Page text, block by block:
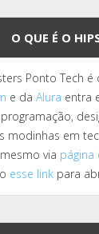
O QUE É O
Ponto Tech
e daAlura entra
modinhas em
via página
esse link para